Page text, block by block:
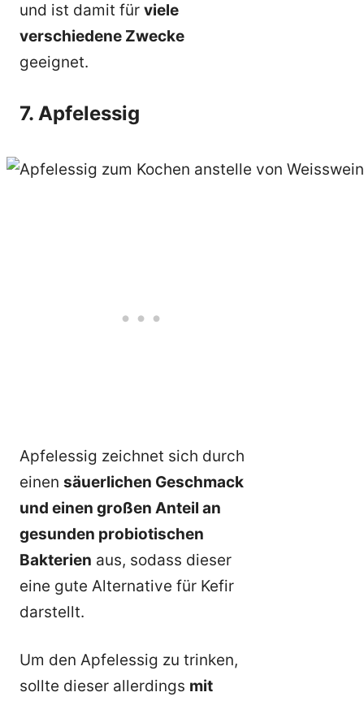
und ist damit für viele
verschiedene Zwecke
geeignet.
7. Apfelessig
Apfelessig zeichnet sich durch
einen säuerlichen Geschmack
und einen großen Anteil an
gesunden probiotischen
Bakterien aus, sodass dieser
eine gute Alternative für Kefir
darstellt.
Um den Apfelessig zu trinken,
sollte dieser allerdings mit